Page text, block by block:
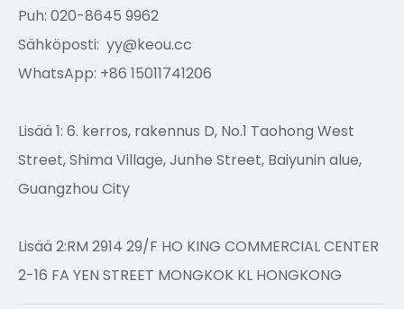
Puh: 020-8645 9962
Sähköposti: yy@keou.cc
WhatsApp: +86 15011741206
Lisää 1: 6. kerros, rakennus D, No.1 Taohong West
Street, Shima Village, Junhe Street, Baiyunin alue,
Guangzhou City
Lisää 2:RM 2914 29/F HO KING COMMERCIAL CENTER
2-16 FA YEN STREET MONGKOK KL HONGKONG